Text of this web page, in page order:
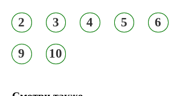
2 3 4 5 6
9 10